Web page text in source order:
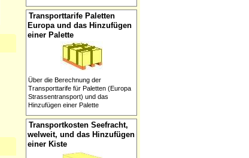
Transporttarife Paletten
Europa und das Hinzufügen
einer Palette
Über die Berechnung der
Transporttarife für Paletten (Europa
Strassentransport) und das
Hinzufügen einer Palette
Transportkosten Seefracht,
welweit, und das Hinzufügen
einer Kiste